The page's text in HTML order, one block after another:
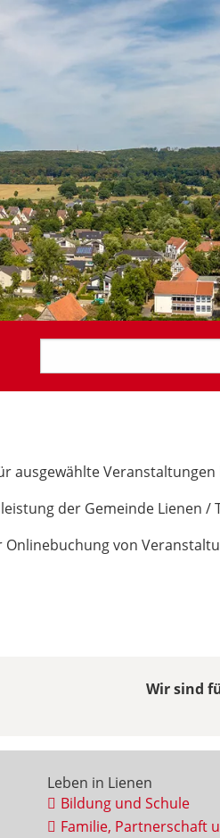
ausgewählte
der Gemeinde Lienen /
von
Wir sind
Leben in Lienen
Bildung und Schule
Familie, Partnerschaft